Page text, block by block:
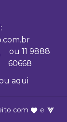
ou 11 9888
60668
aqui
com
e